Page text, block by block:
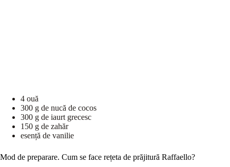
4 ouă
300 g de nucă de cocos
300 g de iaurt grecesc
150 g de zahăr
esență de vanilie
Mod de preparare. Cum se face rețeta de prăjitură Raffaello?